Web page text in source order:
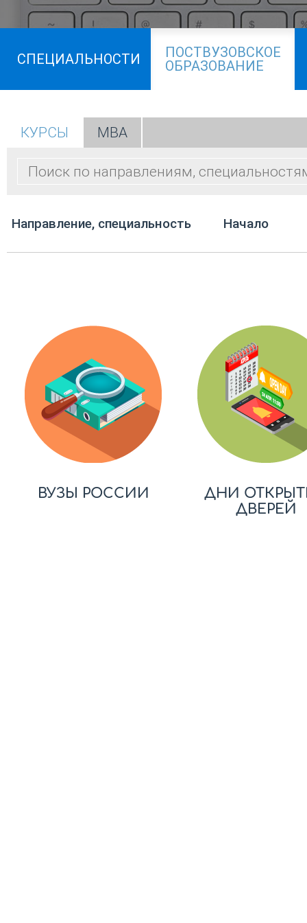
СПЕЦИАЛЬНОСТИ
ПОСТВУЗОВСКОЕ
ОБРАЗОВАНИЕ
КУРСЫ МВА
Направление, специальность Начало
ВУЗЫ РОССИИ
ДНИ
ДВЕРЕЙ